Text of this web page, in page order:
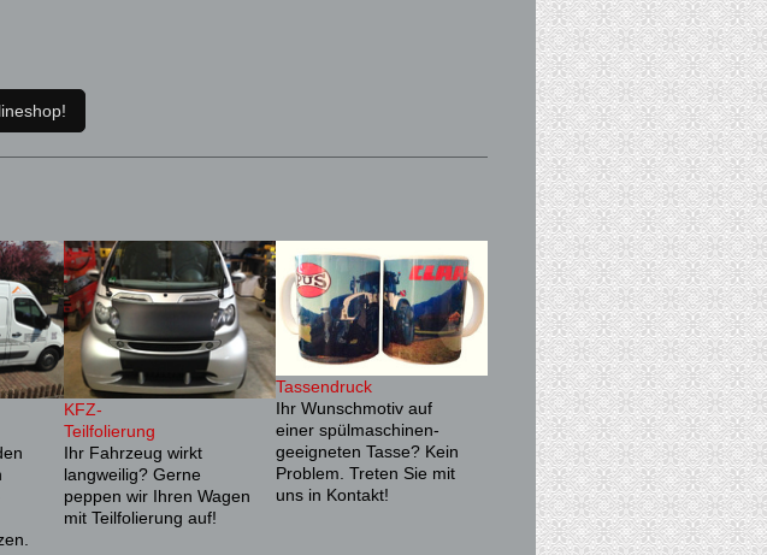
KFZ-
Teilfolierung
Ihr Fahrzeug wirkt
langweilig? Gerne
peppen wir Ihren Wagen
mit Teilfolierung auf!
Tassendruck
Ihr Wunschmotiv auf
einer spülmaschinen-
geeigneten Tasse? Kein
Problem. Treten Sie mit
uns in Kontakt!